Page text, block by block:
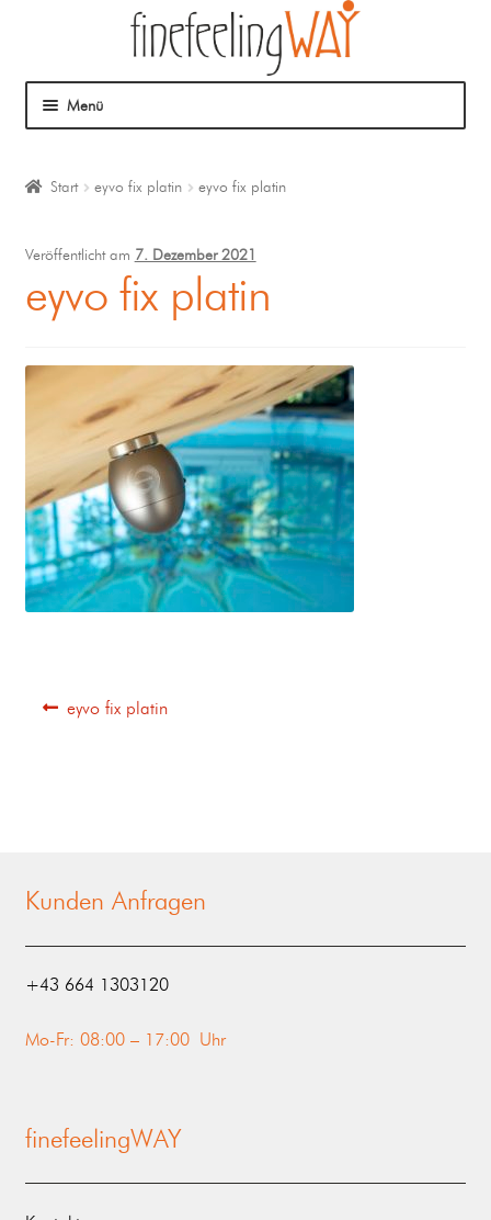
Menü
Start eyvo fix platin eyvo fix platin
Veröffentlicht am 7. Dezember 2021
eyvo fix platin
eyvo fix platin
Kunden Anfragen
‭+43 664 1303120‬
Mo-Fr: 08:00 – 17:00 Uhr
finefeelingWAY